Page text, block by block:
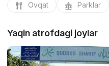
Ovqat Parklar
Yaqin atrofdagi joylar